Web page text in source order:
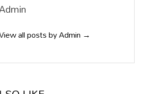
all posts by Admin →